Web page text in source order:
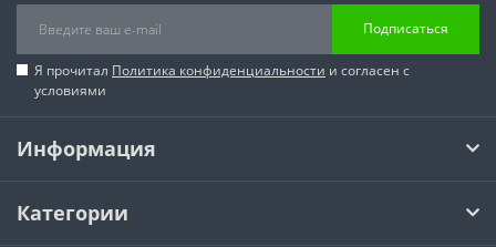
Подписаться
Я прочитал Политика конфиденциальности и согласен с
условиями
Информация
Категории